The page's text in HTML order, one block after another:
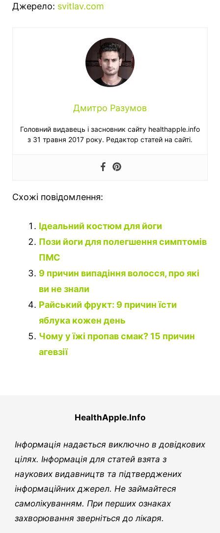
Джерело: svitlav.com
Дмитро Разумов
Головний видавець і засновник сайту healthapple.info
з 31 травня 2017 року. Редактор статей на сайті.
Схожі повідомлення:
Ідеальний костюм для йоги
Пози йоги для полегшення симптомів
ПМС
9 причин випадіння волосся, про які
ви не знали
Райський фрукт: 9 причин їсти
яблука кожен день
Чому у їжі пропав смак? 15 причин
агевзії
HealthApple.Info
Інформація надається виключно в довідкових
цілях. Інформація для статей взята з
наукових видавництв та підтверджених
інформаційних джерел. Не займайтеся
самолікуванням. При перших ознаках
захворювання зверніться до лікаря.